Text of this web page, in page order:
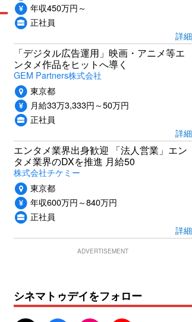
年収450万円～
正社員
詳細
「デジタル広告運用」映画・アニメ等エ
ンタメ作品をヒットへ導く
GEM Partners株式会社
東京都
月給33万3,333円～50万円
正社員
詳細
エンタメ業界出身歓迎 「法人営業」エン
タメ業界のDXを推進 月給50
株式会社チケミー
東京都
年収600万円～840万円
正社員
詳細
ADVERTISEMENT
シネマトゥデイをフォロー